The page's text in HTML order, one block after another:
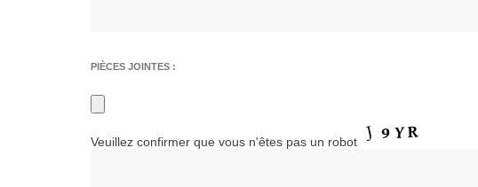
PIÈCES JOINTES :
Veuillez confirmer que vous n'êtes pas un robot